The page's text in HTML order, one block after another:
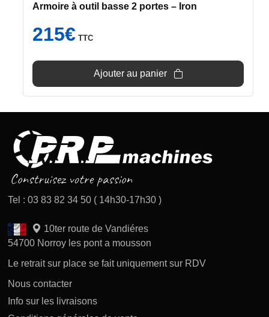
Armoire à outil basse 2 portes – Iron
215€ TTC
Ajouter au panier
Tel : 03 83 82 34 50 ( 14h30-17h30 )
10ter route de Vandiéres
54700 Norroy les pont a mousson
Le retrait sur place se fait uniquement sur RDV
Nous contacter
Info sur les livraisons